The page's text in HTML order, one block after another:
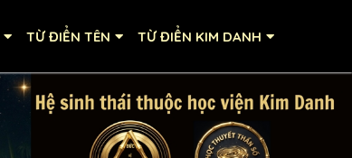
TỪ ĐIỂN TÊN TỪ ĐIỂN KIM DANH